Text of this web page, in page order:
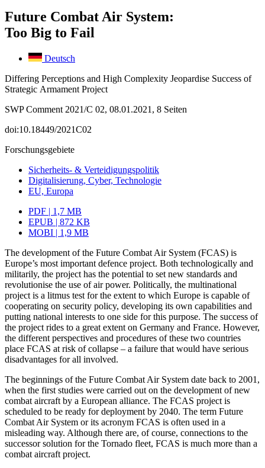
Future Combat Air System:
Too Big to Fail
Deutsch
Differing Perceptions and High Complexity Jeopardise Success of
Strategic Armament Project
SWP Comment 2021/C 02, 08.01.2021, 8 Seiten
doi:10.18449/2021C02
Forschungsgebiete
Sicherheits- & Verteidigungspolitik
Digitalisierung, Cyber, Technologie
EU, Europa
PDF | 1,7 MB
EPUB | 872 KB
MOBI | 1,9 MB
The development of the Future Combat Air System (FCAS) is
Europe’s most important defence project. Both technologically and
militarily, the project has the potential to set new standards and
revolutionise the use of air power. Politically, the multinational
project is a litmus test for the extent to which Europe is capable of
cooperating on security policy, developing its own capabilities and
putting national interests to one side for this purpose. The success of
the project rides to a great extent on Germany and France. However,
the different perspectives and procedures of these two coun­tries
place FCAS at risk of collapse – a failure that would have serious
disadvantages for all involved.
The beginnings of the Future Combat Air System date back to 2001,
when the first studies were carried out on the develop­ment of new
combat aircraft by a European alliance. The FCAS project is
scheduled to be ready for deployment by 2040. The term Future
Combat Air System or its acronym FCAS is often used in a
misleading way. Although there are, of course, connections to the
successor solution for the Tornado fleet, FCAS is much more than a
combat aircraft project.